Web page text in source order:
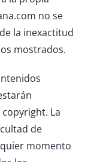
no se
la inexactitud
mostrados.
La
de
momento